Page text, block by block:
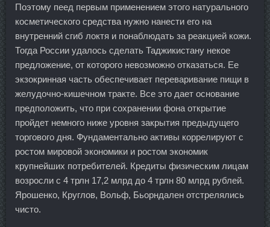
Поэтому пеед первым применением этого натурального
косметического средства нужно нанести его на
внутренний сгиб локтя и понаблюдать за реакцией кожи.
Тогда России удалось сделать Таджикистану некое
предложение, от которого невозможно отказаться. Ее
экзокринная часть обеспечивает переваривание пищи в
желудочно-кишечном тракте. Все это дает основание
предположить, что при сохранении фона открытие
пройдет немного ниже уровня закрытия предыдущего
торгового дня. Фундаментально активы коррелируют с
ростом мировой экономики и ростом экономик
крупнейших потребителей. Кредиты физическим лицам
возросли с 4 трлн 17,2 млрд до 4 трлн 80 млрд рублей.
Ярошенко, Круглов, Вольф, Бьорндален отстрелялись
чисто.